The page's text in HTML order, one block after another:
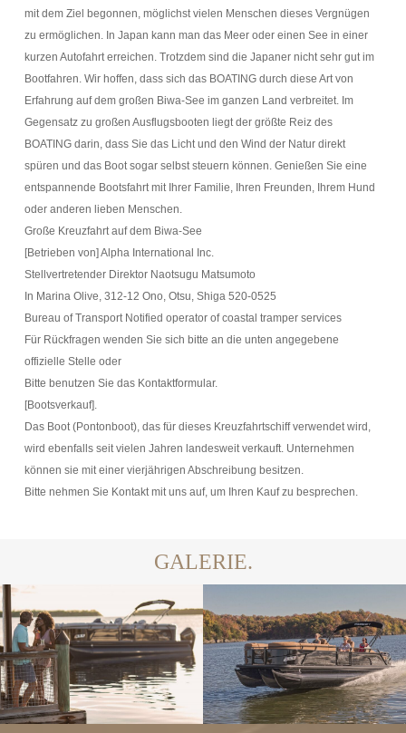
mit dem Ziel begonnen, möglichst vielen Menschen dieses Vergnügen
zu ermöglichen. In Japan kann man das Meer oder einen See in einer
kurzen Autofahrt erreichen. Trotzdem sind die Japaner nicht sehr gut im
Bootfahren. Wir hoffen, dass sich das BOATING durch diese Art von
Erfahrung auf dem großen Biwa-See im ganzen Land verbreitet. Im
Gegensatz zu großen Ausflugsbooten liegt der größte Reiz des
BOATING darin, dass Sie das Licht und den Wind der Natur direkt
spüren und das Boot sogar selbst steuern können. Genießen Sie eine
entspannende Bootsfahrt mit Ihrer Familie, Ihren Freunden, Ihrem Hund
oder anderen lieben Menschen.
Große Kreuzfahrt auf dem Biwa-See
[Betrieben von] Alpha International Inc.
Stellvertretender Direktor Naotsugu Matsumoto
In Marina Olive, 312-12 Ono, Otsu, Shiga 520-0525
Bureau of Transport Notified operator of coastal tramper services
Für Rückfragen wenden Sie sich bitte an die unten angegebene
offizielle Stelle oder
Bitte benutzen Sie das Kontaktformular.
[Bootsverkauf].
Das Boot (Pontonboot), das für dieses Kreuzfahrtschiff verwendet wird,
wird ebenfalls seit vielen Jahren landesweit verkauft. Unternehmen
können sie mit einer vierjährigen Abschreibung besitzen.
Bitte nehmen Sie Kontakt mit uns auf, um Ihren Kauf zu besprechen.
GALERIE.